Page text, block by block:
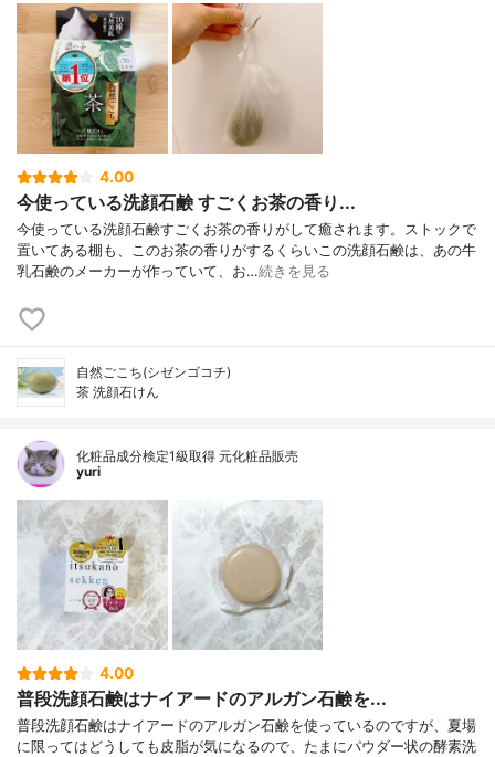
4.00
今使っている洗顔石鹸 すごくお茶の香り...
今使っている洗顔石鹸すごくお茶の香りがして癒されます。ストックで
置いてある棚も、このお茶の香りがするくらいこの洗顔石鹸は、あの牛
乳石鹸のメーカーが作っていて、お…続きを見る
自然ごこち(シゼンゴコチ)
茶 洗顔石けん
化粧品成分検定1級取得 元化粧品販売
yuri
4.00
普段洗顔石鹸はナイアードのアルガン石鹸を...
普段洗顔石鹸はナイアードのアルガン石鹸を使っているのですが、夏場
に限ってはどうしても皮脂が気になるので、たまにパウダー状の酵素洗